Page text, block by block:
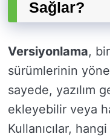
Sağlar?
Versiyonlama,
sürümlerinin
sayede, yazılım
ekleyebilir veya
Kullanıcılar,